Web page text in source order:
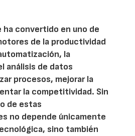
ha convertido en uno de
de la productividad
la
análisis de datos
procesos, mejorar la
la competitividad. Sin
de estas
no depende únicamente
sino también